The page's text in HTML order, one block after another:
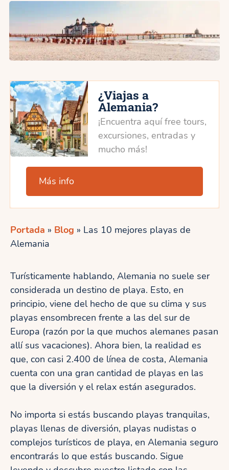
¿Viajas a
Alemania?
¡Encuentra aquí free tours,
excursiones, entradas y
mucho más!
Más info
Portada » Blog » Las 10 mejores playas de
Alemania
Turísticamente hablando, Alemania no suele ser
considerada un destino de playa. Esto, en
principio, viene del hecho de que su clima y sus
playas ensombrecen frente a las del sur de
Europa (razón por la que muchos alemanes pasan
allí sus vacaciones). Ahora bien, la realidad es
que, con casi 2.400 de línea de costa, Alemania
cuenta con una gran cantidad de playas en las
que la diversión y el relax están asegurados.
No importa si estás buscando playas tranquilas,
playas llenas de diversión, playas nudistas o
complejos turísticos de playa, en Alemania seguro
encontrarás lo que estás buscando. Sigue